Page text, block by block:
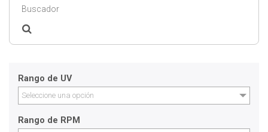
Rango de UV
Seleccione una opción
Rango de RPM